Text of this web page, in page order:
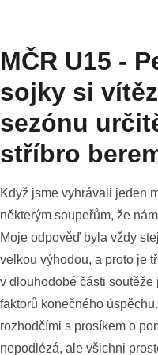
MČR U15 -
sojky si
sezónu
stříbro
Když jsme vyhrávali jeden
některým soupeřům, že
Moje odpověď byla vždy
velkou výhodou, a proto je
v dlouhodobé části
faktorů konečného
rozhodčími s prosíkem o
nepodlézá, ale všichni